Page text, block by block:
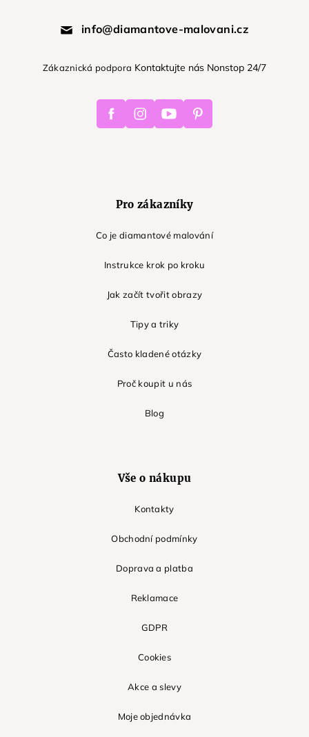
info@diamantove-malovani.cz
Zákaznická podpora Kontaktujte nás Nonstop 24/7
FacebookInstagramYoutube Pinterest
Pro zákazníky
Co je diamantové malování
Instrukce krok po kroku
Jak začít tvořit obrazy
Tipy a triky
Často kladené otázky
Proč koupit u nás
Blog
Vše o nákupu
Kontakty
Obchodní podmínky
Doprava a platba
Reklamace
GDPR
Cookies
Akce a slevy
Moje objednávka